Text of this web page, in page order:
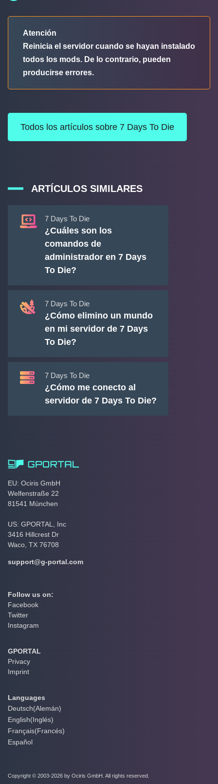
Atención
Reinicia el servidor cuando se hayan instalado
todos los mods. De lo contrario, pueden
producirse errores.
Todos los artículos sobre 7 Days To Die
ARTÍCULOS SIMILARES
7 Days To Die
¿Cuáles son los
comandos de
administrador en 7 Days
To Die?
7 Days To Die
¿Cómo elimino un mundo
en mi servidor de 7 Days
To Die?
7 Days To Die
¿Cómo me conecto al
servidor de 7 Days To Die?
EU: Ociris GmbH
Welfenstraße 22
81541 München
US: GPORTAL, Inc
3416 Hillcrest Dr
Waco, TX 76708
support@g-portal.com
Follow us on:
Facebook
Twitter
Instagram
GPORTAL
Privacy
Imprint
Languages
Deutsch(Alemán)
English(Inglés)
Français(Francés)
Español
Copyright © 2003-2026 by Ociris GmbH. All rights reserved.